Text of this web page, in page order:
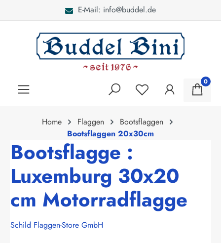
E-Mail: info@buddel.de
0
Home Flaggen
Bootsflaggen
Bootsflaggen 20x30cm
Bootsflagge :
Luxemburg 30x20
cm Motorradflagge
Schild Flaggen-Store GmbH